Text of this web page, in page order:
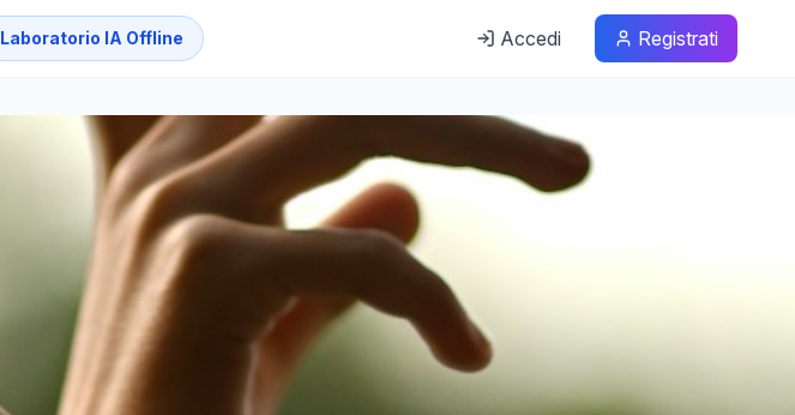
Laboratorio IA Offline Accedi Registrati